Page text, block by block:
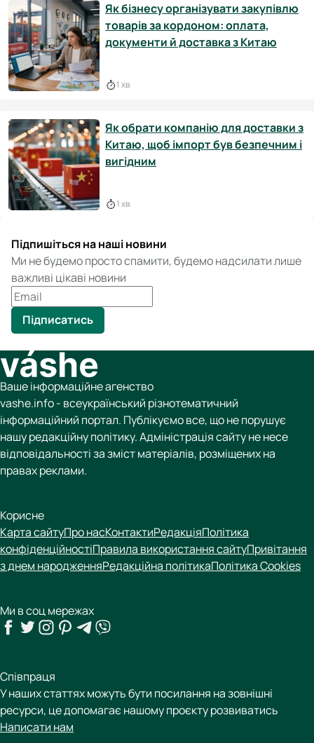
Як бізнесу організувати закупівлю
товарів за кордоном: оплата,
документи й доставка з Китаю
1 хв
Як обрати компанію для доставки з
Китаю, щоб імпорт був безпечним і
вигідним
1 хв
Підпишіться на наші новини
Ми не будемо просто спамити, будемо надсилати лише
важливі цікаві новини
Підписатись
Ваше інформаційне агенство
vashe.info - всеукраїнський різнотематичний
інформаційний портал. Публікуємо все, що не порушує
нашу редакційну політику. Адміністрація сайту не несе
відповідальності за зміст матеріалів, розміщених на
правах реклами.
Корисне
Карта сайтуПро насКонтактиРедакціяПолітика
конфіденційностіПравила використання сайтуПривітання
з днем народженняРедакційна політикаПолітика Cookies
Ми в соц мережах
Співпраця
У наших статтях можуть бути посилання на зовнішні
ресурси, це допомагає нашому проєкту розвиватись
Написати нам